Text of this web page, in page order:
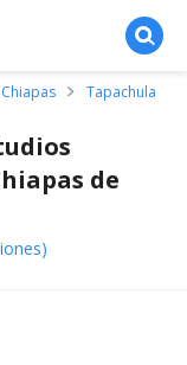
colegios
Tapachula
de